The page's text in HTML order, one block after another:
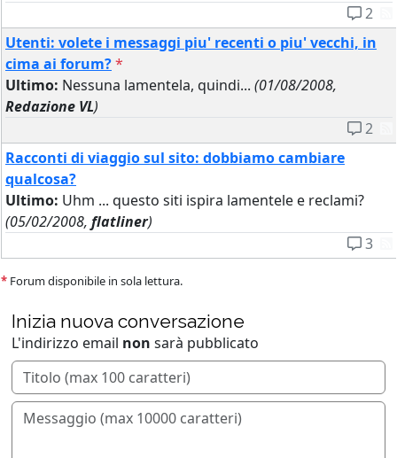
2
Utenti: volete i messaggi piu' recenti o piu' vecchi, in
cima ai forum?*
Ultimo: Nessuna lamentela, quindi... (01/08/2008,
Redazione VL)
2
Racconti di viaggio sul sito: dobbiamo cambiare
qualcosa?
Ultimo: Uhm ... questo siti ispira lamentele e reclami?
(05/02/2008, flatliner)
3
* Forum disponibile in sola lettura.
Inizia nuova conversazione
L'indirizzo email non sarà pubblicato